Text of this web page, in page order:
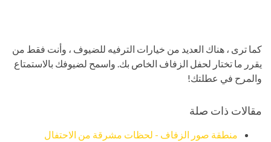
كما ترى ، هناك العديد من خيارات الترفيه للضيوف ، وأنت فقط من
يقرر ما تختار لحفل الزفاف الخاص بك. واسمح لضيوفك بالاستمتاع
والمرح في عطلتك!
مقالات ذات صلة
منطقة صور الزفاف - لحظات مشرقة من الاحتفال